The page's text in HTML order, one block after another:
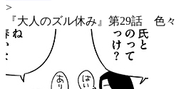
>
『大人のズル休み』第29話 色々